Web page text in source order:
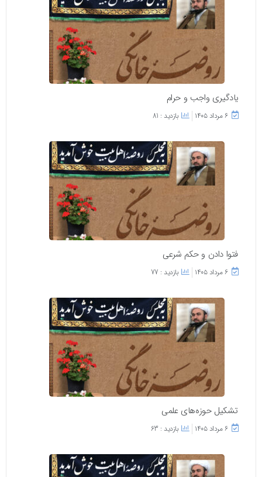
یادگیری واجب و حرام
۶ مرداد ۱۴۰۵ بازدید : 81
فتوا دادن و حکم شرعی
۶ مرداد ۱۴۰۵ بازدید : 77
تشکیل حوزه‌های علمی
۶ مرداد ۱۴۰۵ بازدید : 63